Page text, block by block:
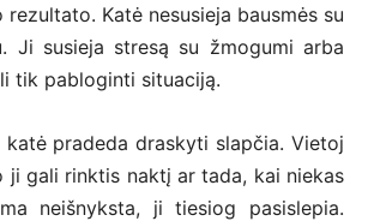
rezultato. Katė nesusieja bausmės su
Ji susieja stresą su žmogumi arba
tik pabloginti situaciją.
katė pradeda draskyti slapčia. Vietoj
ji gali rinktis naktį ar tada, kai niekas
neišnyksta, ji tiesiog pasislepia.